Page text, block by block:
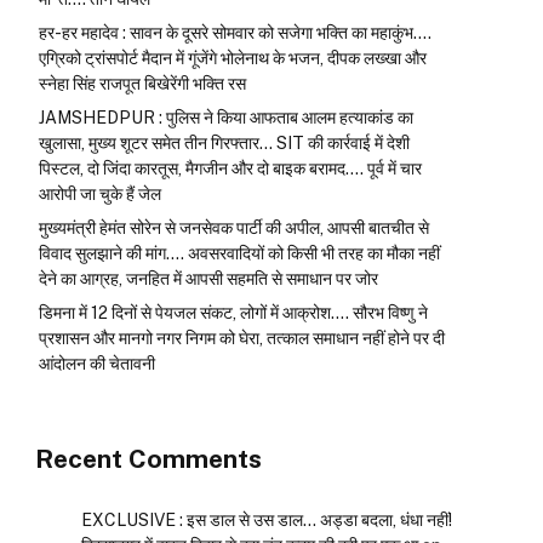
हर-हर महादेव : सावन के दूसरे सोमवार को सजेगा भक्ति का महाकुंभ….
एग्रिको ट्रांसपोर्ट मैदान में गूंजेंगे भोलेनाथ के भजन, दीपक लख्खा और
स्नेहा सिंह राजपूत बिखेरेंगी भक्ति रस
JAMSHEDPUR : पुलिस ने किया आफताब आलम हत्याकांड का
खुलासा, मुख्य शूटर समेत तीन गिरफ्तार… SIT की कार्रवाई में देशी
पिस्टल, दो जिंदा कारतूस, मैगजीन और दो बाइक बरामद…. पूर्व में चार
आरोपी जा चुके हैं जेल
मुख्यमंत्री हेमंत सोरेन से जनसेवक पार्टी की अपील, आपसी बातचीत से
विवाद सुलझाने की मांग…. अवसरवादियों को किसी भी तरह का मौका नहीं
देने का आग्रह, जनहित में आपसी सहमति से समाधान पर जोर
डिमना में 12 दिनों से पेयजल संकट, लोगों में आक्रोश…. सौरभ विष्णु ने
प्रशासन और मानगो नगर निगम को घेरा, तत्काल समाधान नहीं होने पर दी
आंदोलन की चेतावनी
Recent Comments
EXCLUSIVE : इस डाल से उस डाल… अड्डा बदला, धंधा नहीं!